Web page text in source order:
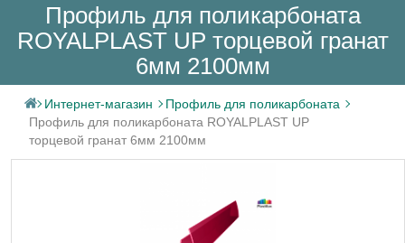
Профиль для поликарбоната
ROYALPLAST UP торцевой гранат
6мм 2100мм
Интернет-магазин
Профиль для поликарбоната
Профиль для поликарбоната ROYALPLAST UP
торцевой гранат 6мм 2100мм